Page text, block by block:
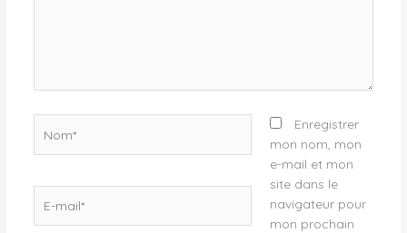
mail*
Enregistrer
mon nom, mon
e-mail et mon
site dans le
navigateur pour
mon prochain